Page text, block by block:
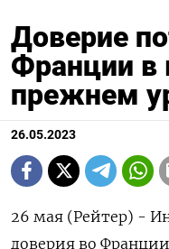
Доверие
Франции в
прежнем
26.05.2023
26 мая (Рейтер) -
доверия во